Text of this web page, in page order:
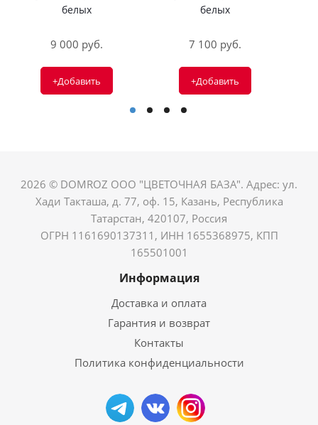
белых
9 000 руб.
+Добавить
белых
7 100 руб.
+Добавить
2026 © DOMROZ ООО "ЦВЕТОЧНАЯ БАЗА". Адрес: ул.
Хади Такташа, д. 77, оф. 15, Казань, Республика
Татарстан, 420107, Россия
ОГРН 1161690137311, ИНН 1655368975, КПП
165501001
Информация
Доставка и оплата
Гарантия и возврат
Контакты
Политика конфиденциальности